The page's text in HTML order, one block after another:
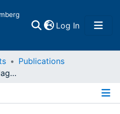
Log In(current)
Publications
Zielkindbezogene pädagogische Prozessqualität im Kindergarten unter Berücksichtigung von Struktur- und Orientierungsmerkmalen